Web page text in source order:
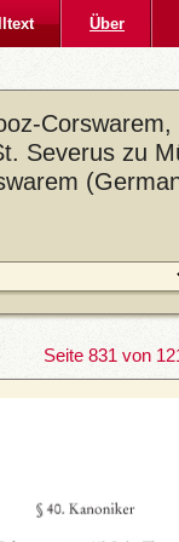
Über
Severus zu
Seite 831 von